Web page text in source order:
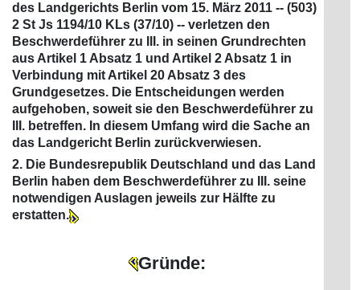
des Landgerichts Berlin vom 15. März 2011 -- (503)
2 St Js 1194/10 KLs (37/10) -- verletzen den
Beschwerdeführer zu III. in seinen Grundrechten
aus Artikel 1 Absatz 1 und Artikel 2 Absatz 1 in
Verbindung mit Artikel 20 Absatz 3 des
Grundgesetzes. Die Entscheidungen werden
aufgehoben, soweit sie den Beschwerdeführer zu
III. betreffen. In diesem Umfang wird die Sache an
das Landgericht Berlin zurückverwiesen.
2. Die Bundesrepublik Deutschland und das Land
Berlin haben dem Beschwerdeführer zu III. seine
notwendigen Auslagen jeweils zur Hälfte zu
erstatten.
Gründe: